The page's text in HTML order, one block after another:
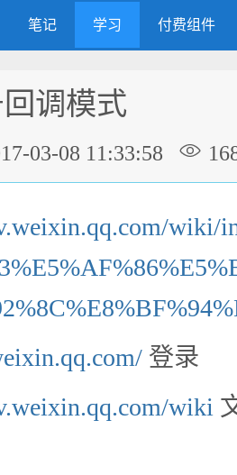
笔记 学习 付费组件
调模式
03-08 11:33:58 
wiki/
登录
wiki